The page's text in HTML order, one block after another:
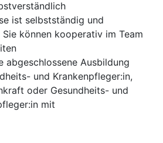
ist selbstständig und
können kooperativ im Team
abgeschlossene Ausbildung
und Krankenpfleger:in,
oder Gesundheits- und
mit